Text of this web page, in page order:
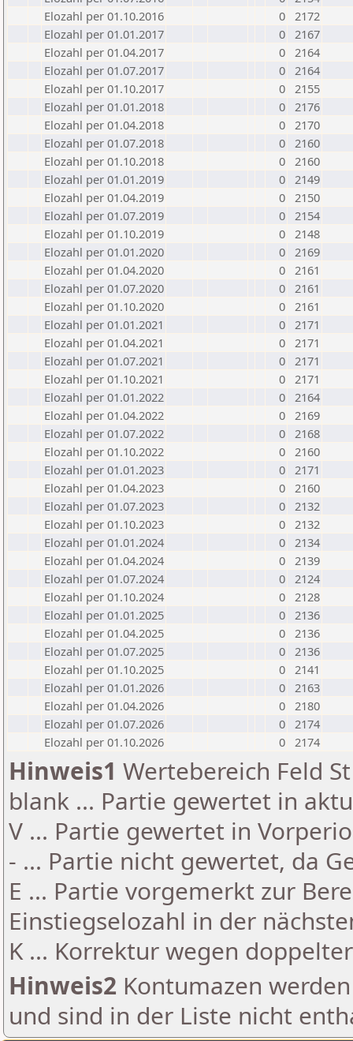
Elozahl per 01.10.2016
0 2172
Elozahl per 01.01.2017
0 2167
Elozahl per 01.04.2017
0 2164
Elozahl per 01.07.2017
0 2164
Elozahl per 01.10.2017
0 2155
Elozahl per 01.01.2018
0 2176
Elozahl per 01.04.2018
0 2170
Elozahl per 01.07.2018
0 2160
Elozahl per 01.10.2018
0 2160
Elozahl per 01.01.2019
0 2149
Elozahl per 01.04.2019
0 2150
Elozahl per 01.07.2019
0 2154
Elozahl per 01.10.2019
0 2148
Elozahl per 01.01.2020
0 2169
Elozahl per 01.04.2020
0 2161
Elozahl per 01.07.2020
0 2161
Elozahl per 01.10.2020
0 2161
Elozahl per 01.01.2021
0 2171
Elozahl per 01.04.2021
0 2171
Elozahl per 01.07.2021
0 2171
Elozahl per 01.10.2021
0 2171
Elozahl per 01.01.2022
0 2164
Elozahl per 01.04.2022
0 2169
Elozahl per 01.07.2022
0 2168
Elozahl per 01.10.2022
0 2160
Elozahl per 01.01.2023
0 2171
Elozahl per 01.04.2023
0 2160
Elozahl per 01.07.2023
0 2132
Elozahl per 01.10.2023
0 2132
Elozahl per 01.01.2024
0 2134
Elozahl per 01.04.2024
0 2139
Elozahl per 01.07.2024
0 2124
Elozahl per 01.10.2024
0 2128
Elozahl per 01.01.2025
0 2136
Elozahl per 01.04.2025
0 2136
Elozahl per 01.07.2025
0 2136
Elozahl per 01.10.2025
0 2141
Elozahl per 01.01.2026
0 2163
Elozahl per 01.04.2026
0 2180
Elozahl per 01.07.2026
0 2174
Elozahl per 01.10.2026
0 2174
Hinweis1 Wertebereich Feld
blank ... Partie gewertet in
V ... Partie gewertet in
- ... Partie nicht gewertet, da
E ... Partie vorgemerkt zur
Einstiegselozahl in der
K ... Korrektur wegen
Hinweis2 Kontumazen
und sind in der Liste nicht